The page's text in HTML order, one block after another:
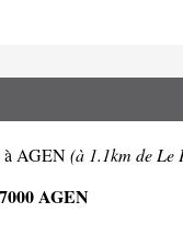
à AGEN(à 1.1km de Le
AGEN